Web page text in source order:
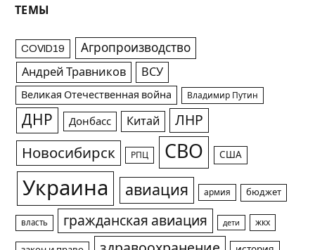
ТЕМЫ
COVID19 Агропроизводство
Андрей Травников ВСУ
Великая Отечественная война Владимир Путин
ДНР Донбасс Китай ЛНР
Новосибирск РПЦ СВО США
Украина авиация армия бюджет
власть гражданская авиация дети жкх